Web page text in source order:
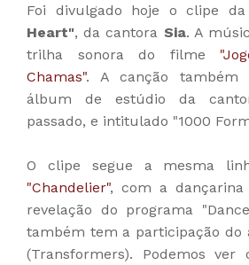
Foi divulgado hoje o clipe
Heart", da cantora Sia. A
trilha sonora do filme
Chamas". A canção
álbum de estúdio da
passado, e intitulado "1000
O clipe segue a mesma
"Chandelier", com a
revelação do programa
também tem a participação do
(Transformers). Podemos